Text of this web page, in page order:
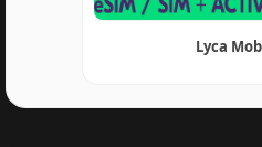
Lyca